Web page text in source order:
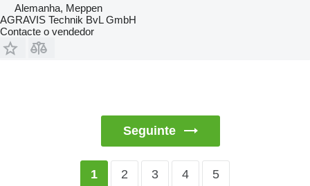
Alemanha, Meppen
AGRAVIS Technik BvL GmbH
Contacte o vendedor
Seguinte
1 2 3 4 5